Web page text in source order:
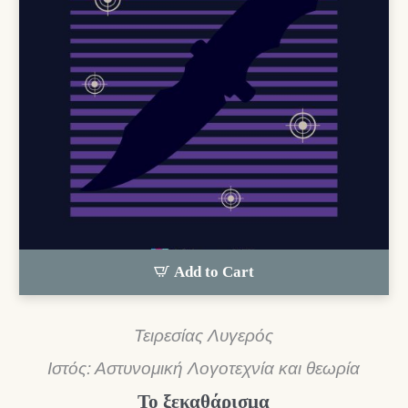
Add to Cart
Τειρεσίας Λυγερός
Ιστός: Αστυνομική Λογοτεχνία και θεωρία
Το ξεκαθάρισμα